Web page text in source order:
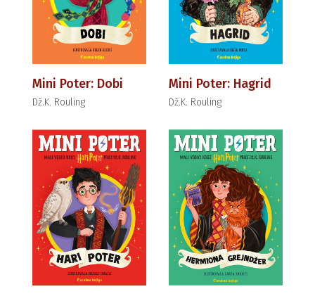
Mini Poter: Dobi
Dž.K. Rouling
Mini Poter: Hagrid
Dž.K. Rouling